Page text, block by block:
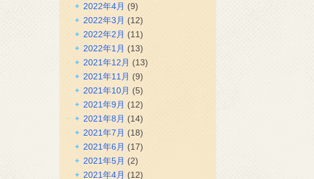
2022年4月 (9)
2022年3月 (12)
2022年2月 (11)
2022年1月 (13)
2021年12月 (13)
2021年11月 (9)
2021年10月 (5)
2021年9月 (12)
2021年8月 (14)
2021年7月 (18)
2021年6月 (17)
2021年5月 (2)
2021年4月 (12)